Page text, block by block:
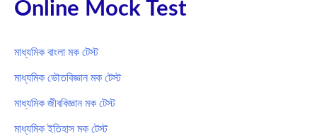
Online Mock Test
মাধ্যমিক বাংলা মক টেস্ট
মাধ্যমিক ভৌতবিজ্ঞান মক টেস্ট
মাধ্যমিক জীববিজ্ঞান মক টেস্ট
মাধ্যমিক ইতিহাস মক টেস্ট